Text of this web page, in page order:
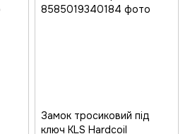
Замок тросиковий під
ключ KLS Hardcoil